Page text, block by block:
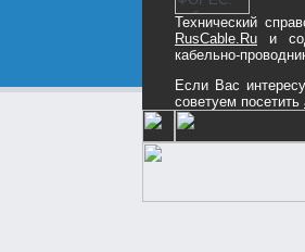
Технический
RusCable.Ru и
кабельно-
Если Вас
советуем посетить